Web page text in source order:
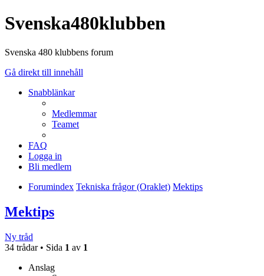
Svenska480klubben
Svenska 480 klubbens forum
Gå direkt till innehåll
Snabblänkar
Medlemmar
Teamet
FAQ
Logga in
Bli medlem
Forumindex Tekniska frågor (Oraklet) Mektips
Mektips
Ny tråd
34 trådar • Sida 1 av 1
Anslag